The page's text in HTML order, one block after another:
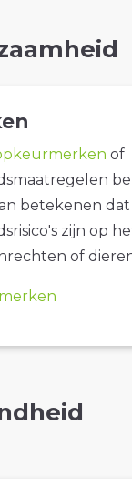
of
betekenen
zijn op
of